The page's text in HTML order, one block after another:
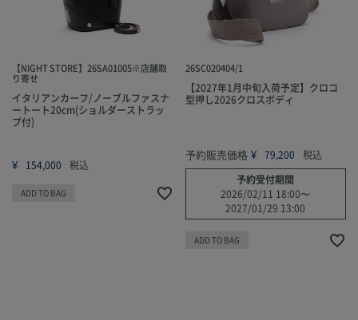
【NIGHT STORE】26SA01005※店舗取
り寄せ
イタリアンカーフ/ノーブルファスナ
ートート20cm(ショルダーストラッ
プ付)
¥ 154,000 税込
ADD TO BAG
26SC020404/1
【2027年1月中旬入荷予定】クロコ
型押し2026クロスボディ
予約販売価格 ¥ 79,200
税込
予約受付期間
2026/02/11 18:00〜
2027/01/29 13:00
ADD TO BAG